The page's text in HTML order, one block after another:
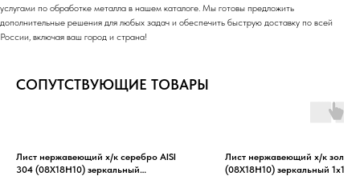
услугами по обработке металла в нашем каталоге. Мы готовы предложить
дополнительные решения для любых задач и обеспечить быструю доставку по всей
России, включая ваш город и страна!
СОПУТСТВУЮЩИЕ ТОВАРЫ
Лист нержавеющий х/к серебро AISI
304 (08Х18Н10) зеркальный
Лист нержавеющий х/к
(08Х18Н10) зеркальный